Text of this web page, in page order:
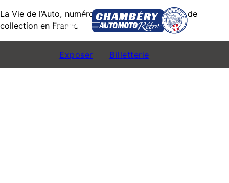
24 e
Exposer Billetterie
La Vie de l’Auto, numéro 1 de la presse véhicule de
collection en France